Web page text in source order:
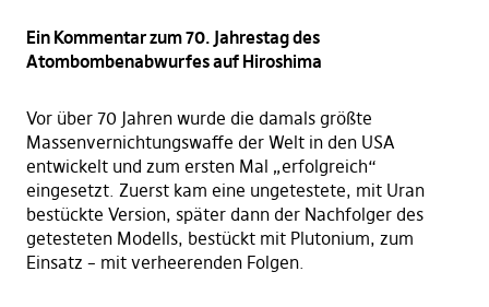
Ein Kommentar zum 70. Jahrestag des
Atombombenabwurfes auf Hiroshima
Vor über 70 Jahren wurde die damals größte
Massenvernichtungswaffe der Welt in den USA
entwickelt und zum ersten Mal „erfolgreich“
eingesetzt. Zuerst kam eine ungetestete, mit Uran
bestückte Version, später dann der Nachfolger des
getesteten Modells, bestückt mit Plutonium, zum
Einsatz – mit verheerenden Folgen.